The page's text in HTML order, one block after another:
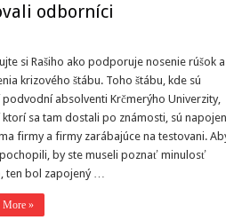
odborníci
si Rašiho ako podporuje nosenie rúšok a
krizového štábu. Toho štábu, kde sú
absolventi Krčmerýho Univerzity,
sa tam dostali po známosti, sú
firmy a firmy zarábajúce na testovani.
by ste museli poznať minulosť
ten bol zapojený …
More »